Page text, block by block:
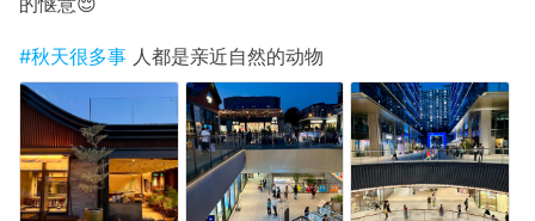
#秋天很多事 人都是亲近自然的动物